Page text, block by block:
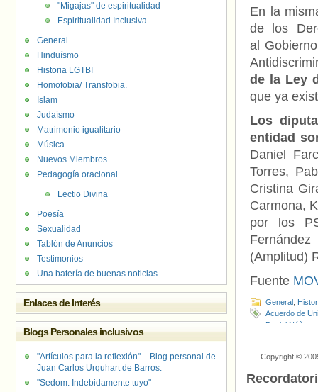
En la
de los
al
de la Ley
que ya
Los
entidad
Daniel
Torres,
Cristina
Carmona,
por los
(Amplitud)
Fuente
General
Acuerdo de
Daniel Núñez
Michelle
Víctor Torres
Copyright ©
"Migajas" de espiritualidad
Espiritualidad Inclusiva
General
Hinduísmo
Historia LGTBI
Homofobia/ Transfobia.
Islam
Judaísmo
Matrimonio igualitario
Música
Nuevos Miembros
Pedagogía oracional
Lectio Divina
Poesía
Sexualidad
Tablón de Anuncios
Testimonios
Una batería de buenas noticias
Enlaces de Interés
Blogs Personales inclusivos
"Artículos para la reflexión" – Blog personal de
Juan Carlos Urquhart de Barros.
"Sedom. Indebidamente tuyo"